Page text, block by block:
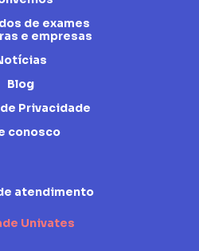
de exames
e empresas
Blog
Privacidade
conosco
atendimento
Univates